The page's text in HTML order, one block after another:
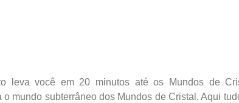
leva você em 20 minutos até os Mundos de
mundo subterrâneo dos Mundos de Cristal. Aqui